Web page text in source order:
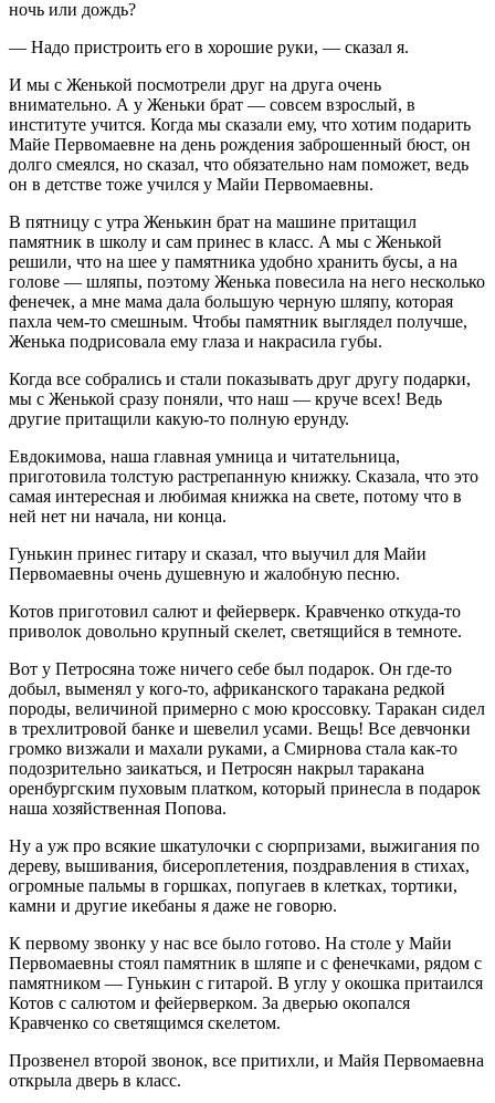
ночь или дождь?
— Надо пристроить его в хорошие руки, — сказал я.
И мы с Женькой посмотрели друг на друга очень
внимательно. А у Женьки брат — совсем взрослый, в
институте учится. Когда мы сказали ему, что хотим подарить
Майе Первомаевне на день рождения заброшенный бюст, он
долго смеялся, но сказал, что обязательно нам поможет, ведь
он в детстве тоже учился у Майи Первомаевны.
В пятницу с утра Женькин брат на машине притащил
памятник в школу и сам принес в класс. А мы с Женькой
решили, что на шее у памятника удобно хранить бусы, а на
голове — шляпы, поэтому Женька повесила на него несколько
фенечек, а мне мама дала большую черную шляпу, которая
пахла чем-то смешным. Чтобы памятник выглядел получше,
Женька подрисовала ему глаза и накрасила губы.
Когда все собрались и стали показывать друг другу подарки,
мы с Женькой сразу поняли, что наш — круче всех! Ведь
другие притащили какую-то полную ерунду.
Евдокимова, наша главная умница и читательница,
приготовила толстую растрепанную книжку. Сказала, что это
самая интересная и любимая книжка на свете, потому что в
ней нет ни начала, ни конца.
Гунькин принес гитару и сказал, что выучил для Майи
Первомаевны очень душевную и жалобную песню.
Котов приготовил салют и фейерверк. Кравченко откуда-то
приволок довольно крупный скелет, светящийся в темноте.
Вот у Петросяна тоже ничего себе был подарок. Он где-то
добыл, выменял у кого-то, африканского таракана редкой
породы, величиной примерно с мою кроссовку. Таракан сидел
в трехлитровой банке и шевелил усами. Вещь! Все девчонки
громко визжали и махали руками, а Смирнова стала как-то
подозрительно заикаться, и Петросян накрыл таракана
оренбургским пуховым платком, который принесла в подарок
наша хозяйственная Попова.
Ну а уж про всякие шкатулочки с сюрпризами, выжигания по
дереву, вышивания, бисероплетения, поздравления в стихах,
огромные пальмы в горшках, попугаев в клетках, тортики,
камни и другие икебаны я даже не говорю.
К первому звонку у нас все было готово. На столе у Майи
Первомаевны стоял памятник в шляпе и с фенечками, рядом с
памятником — Гунькин с гитарой. В углу у окошка притаился
Котов с салютом и фейерверком. За дверью окопался
Кравченко со светящимся скелетом.
Прозвенел второй звонок, все притихли, и Майя Первомаевна
открыла дверь в класс.